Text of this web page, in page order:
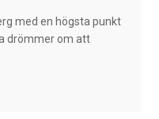
med en högsta punkt
drömmer om att